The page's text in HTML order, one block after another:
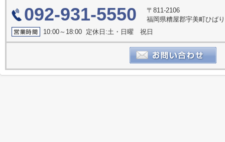
092-931-5550
〒811-2106
福岡県糟屋郡宇美町ひば
10:00～18:00 定休日:土・日曜 祝日